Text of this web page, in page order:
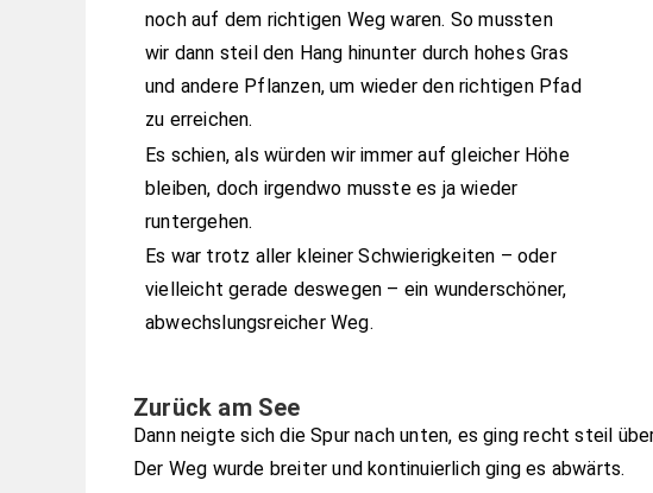
noch auf dem richtigen Weg waren. So mussten
wir dann steil den Hang hinunter durch hohes Gras
und andere Pflanzen, um wieder den richtigen Pfad
zu erreichen.
Es schien, als würden wir immer auf gleicher Höhe
bleiben, doch irgendwo musste es ja wieder
runtergehen.
Es war trotz aller kleiner Schwierigkeiten – oder
vielleicht gerade deswegen – ein wunderschöner,
abwechslungsreicher Weg.
Zurück am See
Dann neigte sich die Spur nach unten, es ging recht steil
Der Weg wurde breiter und kontinuierlich ging es abwärts.